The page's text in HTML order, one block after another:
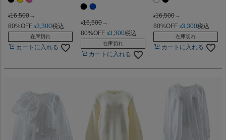
¥16,500→
80%OFF ¥3,300税込
在庫切れ
カートに入れる
¥16,500→
80%OFF ¥3,300税込
在庫切れ
カートに入れる
¥16,500→
80%OFF ¥3,300税込
在庫切れ
カートに入れる